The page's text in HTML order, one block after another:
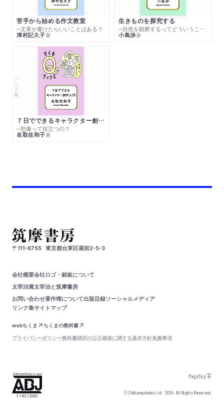
苦手から始める作文教室
─文章が書けたらいいことはある？
津村記久子著
生きものを探究する
─自然を観察するってどういうこと？
小島渉著
シリーズ・全集
７日でできるキャラクター創作入門
─想像って役立つの？
名取佐和子著
〒111-8755 東京都台東区蔵前2-5-3
会社概要会社ロゴ・銘板について
太宰治賞太宰治と筑摩書房
お問い合わせ著作権について出版目録ソーシャルメディア
リンク集サイトマップ
webちくま
ちくまの教科書
プライバシーポリシー教科書採択の公正確保に関する基本方針免責事項
PageTop
© Chikumashobo Ltd.2024 All Rights Reserved.